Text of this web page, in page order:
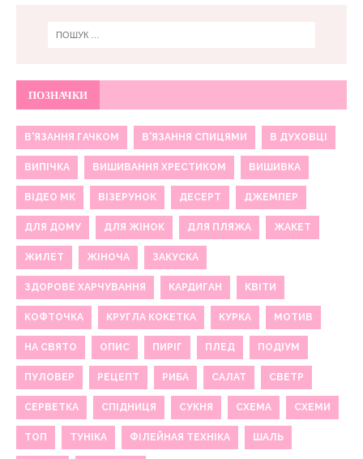
ПОЗНАЧКИ
В'ЯЗАННЯ ГАЧКОМ В'ЯЗАННЯ СПИЦЯМИ В ДУХОВЦІ
ВИПІЧКА ВИШИВАННЯ ХРЕСТИКОМ ВИШИВКА
ВІДЕО МК ВІЗЕРУНОК ДЕСЕРТ ДЖЕМПЕР
ДЛЯ ДОМУ ДЛЯ ЖІНОК ДЛЯ ПЛЯЖА ЖАКЕТ
ЖИЛЕТ ЖІНОЧА ЗАКУСКА
ЗДОРОВЕ ХАРЧУВАННЯ КАРДИГАН КВІТИ
КОФТОЧКА КРУГЛА КОКЕТКА КУРКА МОТИВ
НА СВЯТО ОПИС ПИРІГ ПЛЕД ПОДІУМ
ПУЛОВЕР РЕЦЕПТ РИБА САЛАТ СВЕТР
СЕРВЕТКА СПІДНИЦЯ СУКНЯ СХЕМА СХЕМИ
ТОП ТУНІКА ФІЛЕЙНАЯ ТЕХНІКА ШАЛЬ